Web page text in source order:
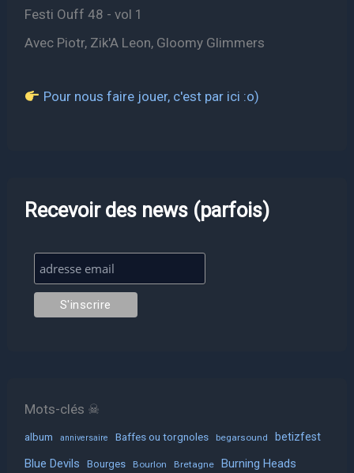
Festi Ouff 48 - vol 1
Avec Piotr, Zik'A Leon, Gloomy Glimmers
Pour nous faire jouer, c'est par ici :o)
Recevoir des news (parfois)
Mots-clés ☠
album anniversaire Baffes ou torgnoles begarsound betizfest
Blue Devils Bourges Bourlon Bretagne Burning Heads